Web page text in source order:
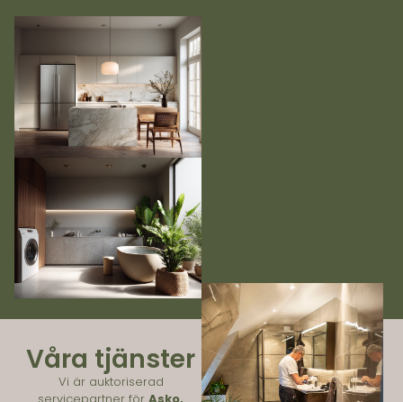
Våra tjänster
Vi är auktoriserad